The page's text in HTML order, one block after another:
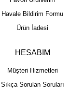
Havale Bildirim Formu
Ürün İadesi
HESABIM
Müşteri Hizmetleri
Sıkça Sorulan Soruları